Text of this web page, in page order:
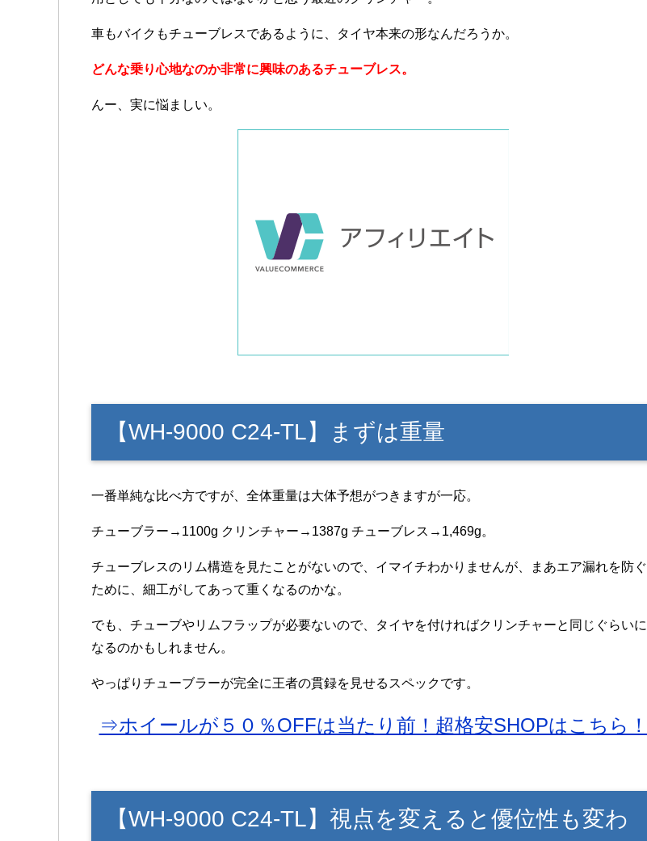
車もバイクもチューブレスであるように、タイヤ本来の形なんだろうか。
どんな乗り心地なのか非常に興味のあるチューブレス。
んー、実に悩ましい。
【WH-9000 C24-TL】まずは重量
一番単純な比べ方ですが、全体重量は大体予想がつきますが一応。
チューブラー→1100g クリンチャー→1387g チューブレス→1,469g。
チューブレスのリム構造を見たことがないので、イマイチわかりませんが、まあエア漏れを防ぐ
ために、細工がしてあって重くなるのかな。
でも、チューブやリムフラップが必要ないので、タイヤを付ければクリンチャーと同じぐらいに
なるのかもしれません。
やっぱりチューブラーが完全に王者の貫録を見せるスペックです。
⇒ホイールが５０％OFFは当たり前！超格安SHOPはこちら！
【WH-9000 C24-TL】視点を変えると優位性も変わ